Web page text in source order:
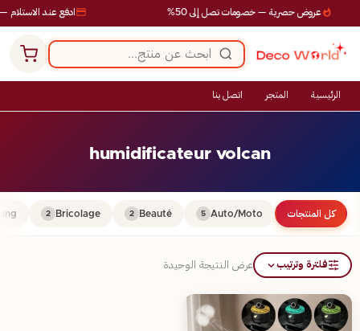
ادفع عند الاستلام عروض حصرية — خصومات تصل إلى 50%
الرئيسية المتجر اتصل بنا
humidificateur volcan
كل المنتجات Auto/Moto
5
Beauté
2
Bricolage
2
فلترة وترتيب عرض النتيجة الوحيدة